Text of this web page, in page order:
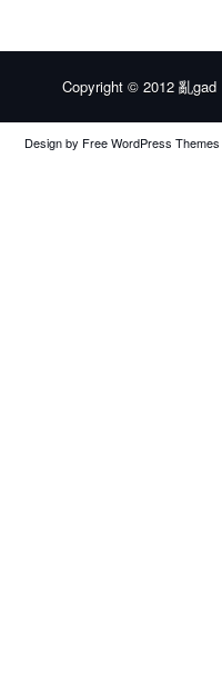
Copyright © 2012 亂gad
Design by Free WordPress Themes